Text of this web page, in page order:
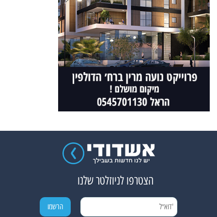
הצטרפו לניוזלטר שלנו